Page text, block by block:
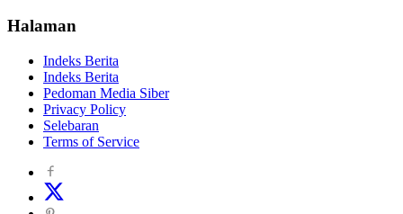
Halaman
Indeks Berita
Indeks Berita
Pedoman Media Siber
Privacy Policy
Selebaran
Terms of Service